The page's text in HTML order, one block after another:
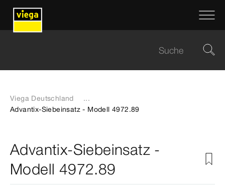
Viega Deutschland
...
Advantix-Siebeinsatz - Modell 4972.89
Advantix-Siebeinsatz -
Modell 4972.89